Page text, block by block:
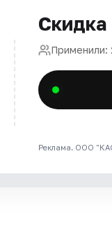
Скидка
Применили:
Реклама. ООО